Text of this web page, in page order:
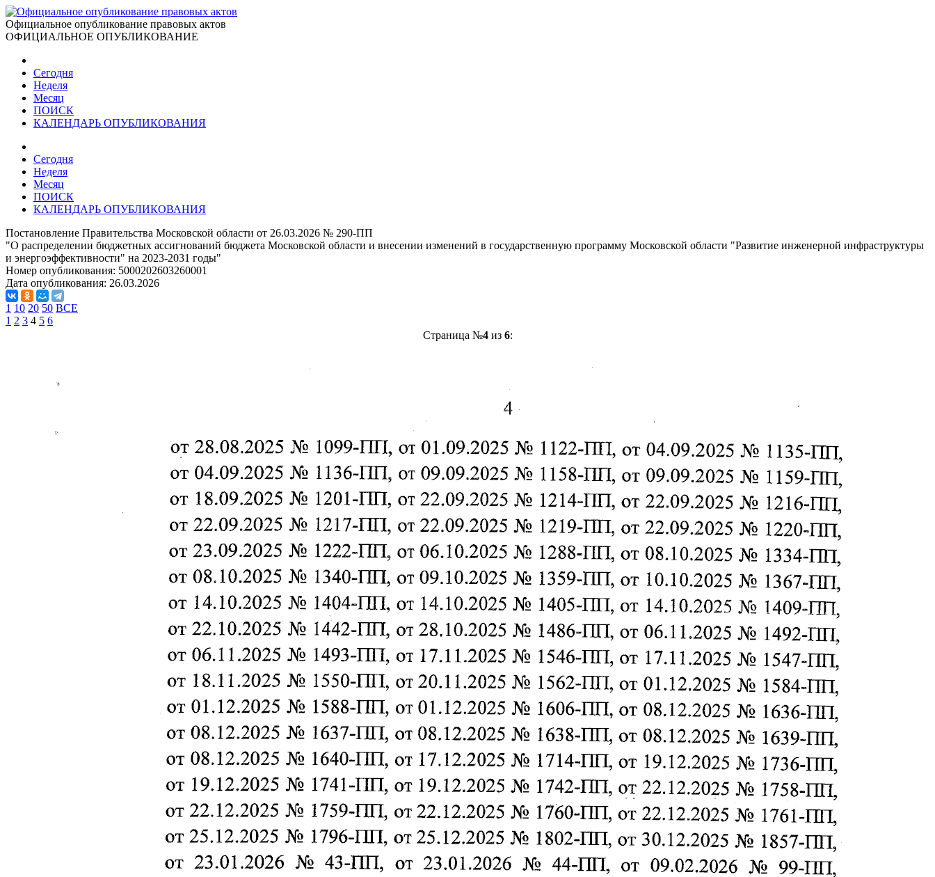
Официальное опубликование правовых актов
ОФИЦИАЛЬНОЕ ОПУБЛИКОВАНИЕ
Сегодня
Неделя
Месяц
ПОИСК
КАЛЕНДАРЬ ОПУБЛИКОВАНИЯ
Сегодня
Неделя
Месяц
ПОИСК
КАЛЕНДАРЬ ОПУБЛИКОВАНИЯ
Постановление Правительства Московской области от 26.03.2026 № 290-ПП
"О распределении бюджетных ассигнований бюджета Московской области и внесении изменений в государственную программу Московской области "Развитие инженерной инфраструктуры
и энергоэффективности" на 2023-2031 годы"
Номер опубликования: 5000202603260001
Дата опубликования: 26.03.2026
1 10 20 50 ВСЕ
1 2 3 4 5 6
Страница №4из 6: